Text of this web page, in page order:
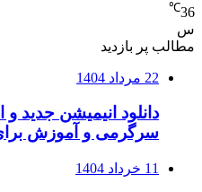
36
℃
س
مطالب پر بازدید
22 مرداد 1404
دانلود انیمیشن جدید و
سرگرمی و آموزش
11 خرداد 1404